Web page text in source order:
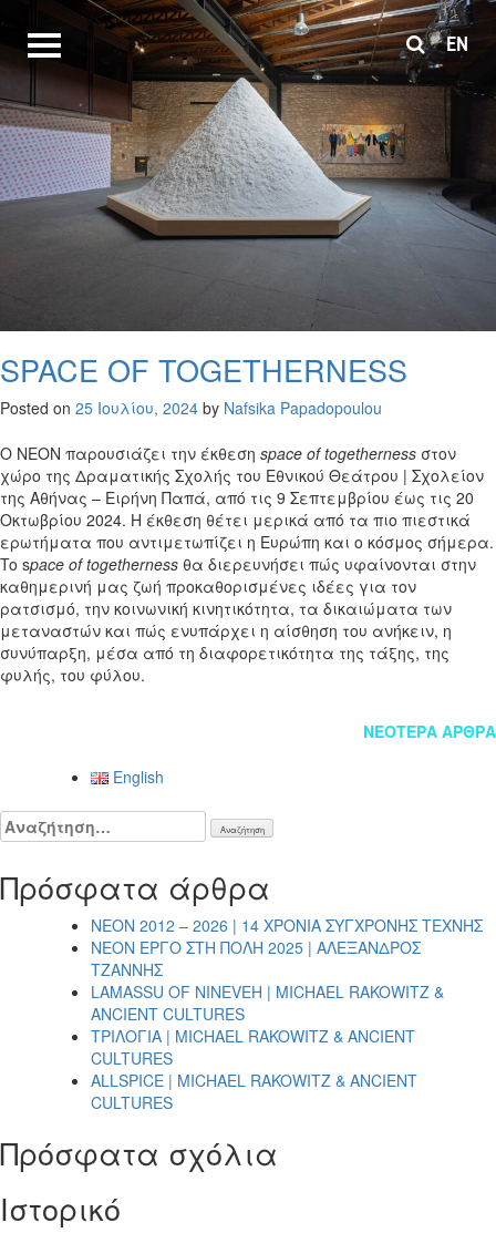
EN
SPACE OF TOGETHERNESS
Posted on 25 Ιουλίου, 2024 by Nafsika Papadopoulou
Ο ΝΕΟΝ παρουσιάζει την έκθεση space of togetherness στον
χώρο της Δραματικής Σχολής του Εθνικού Θεάτρου | Σχολείον
της Αθήνας – Ειρήνη Παπά, από τις 9 Σεπτεμβρίου έως τις 20
Οκτωβρίου 2024. Η έκθεση θέτει μερικά από τα πιο πιεστικά
ερωτήματα που αντιμετωπίζει η Ευρώπη και ο κόσμος σήμερα.
To space of togetherness θα διερευνήσει πώς υφαίνονται στην
καθημερινή μας ζωή προκαθορισμένες ιδέες για τον
ρατσισμό, την κοινωνική κινητικότητα, τα δικαιώματα των
μεταναστών και πώς ενυπάρχει η αίσθηση του ανήκειν, η
συνύπαρξη, μέσα από τη διαφορετικότητα της τάξης, της
φυλής, του φύλου.
άρθρων
ΝΕΌΤΕΡΑ ΆΡΘΡΑ
English
Αναζήτηση
για:
Πρόσφατα άρθρα
NEON 2012 – 2026 | 14 ΧΡΟΝΙΑ ΣΥΓΧΡΟΝΗΣ ΤΕΧΝΗΣ
NEON ΕΡΓΟ ΣΤΗ ΠΟΛΗ 2025 | ΑΛΕΞΑΝΔΡΟΣ
ΤΖΑΝΝΗΣ
LAMASSU OF NINEVEH | MICHAEL RAKOWITZ &
ANCIENT CULTURES
ΤΡΙΛΟΓΙΑ | MICHAEL RAKOWITZ & ANCIENT
CULTURES
ALLSPICE | MICHAEL RAKOWITZ & ANCIENT
CULTURES
Πρόσφατα σχόλια
Ιστορικό